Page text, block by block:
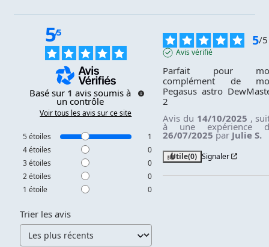
5/5
Basé sur 1 avis soumis à
un contrôle
Voir tous les avis sur ce site
5étoiles
1
4étoiles
0
3étoiles
0
2étoiles
0
1 étoile 0
Trier les avis
5/5
Avis vérifié
Parfait pour
complément de
Pegasus astro
2
Avis du 14/10/2025 ,
à une expérience
26/07/2025 par Julie S.
Utile(0) Signaler